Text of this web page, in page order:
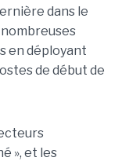
dans le
en déployant
de début de
», et les